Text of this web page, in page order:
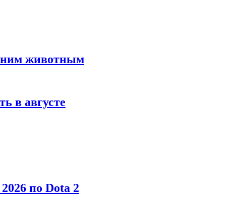
животным
в августе
по Dota 2